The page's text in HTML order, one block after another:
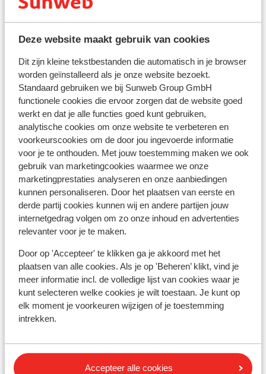
Deze website maakt gebruik van cookies
Dit zijn kleine tekstbestanden die automatisch in je browser
worden geïnstalleerd als je onze website bezoekt.
Standaard gebruiken we bij Sunweb Group GmbH
functionele cookies die ervoor zorgen dat de website goed
werkt en dat je alle functies goed kunt gebruiken,
analytische cookies om onze website te verbeteren en
voorkeurscookies om de door jou ingevoerde informatie
voor je te onthouden. Met jouw toestemming maken we ook
gebruik van marketingcookies waarmee we onze
marketingprestaties analyseren en onze aanbiedingen
kunnen personaliseren. Door het plaatsen van eerste en
derde partij cookies kunnen wij en andere partijen jouw
internetgedrag volgen om zo onze inhoud en advertenties
relevanter voor je te maken.
Door op 'Accepteer' te klikken ga je akkoord met het
plaatsen van alle cookies. Als je op 'Beheren’ klikt, vind je
meer informatie incl. de volledige lijst van cookies waar je
kunt selecteren welke cookies je wilt toestaan. Je kunt op
elk moment je voorkeuren wijzigen of je toestemming
intrekken.
Accepteer alle cookies
een geldige identiteitskaart. Heb je niet de
vraag je na bij de ambassade van het land waar je heen
wilt en de landen waar je doorheen reist.
Het reizen met de juiste documenten is jouw eigen
verantwoordelijkheid. Sunweb kan hiervoor niet
aansprakelijk worden gesteld.
Let op!
Voor Cyprus geldt:
In elke reservering dient er minimaal 1 persoon per
kamer 18 jaar of ouder te zijn.
Reisleiding
Op Cyprus is er eenEngelssprekendeplaatselijke
vertegenwoordiger aanwezig.
Vaccinatie:
Voor actuele informatie betreffende vaccinaties en
andere gegevens over gezondheid en reizen kijk je op
de site van LCR: https://www.lcr.nl/.
aan de linkerkant van de weg.